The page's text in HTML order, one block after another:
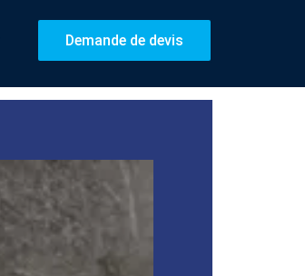
Demande de devis